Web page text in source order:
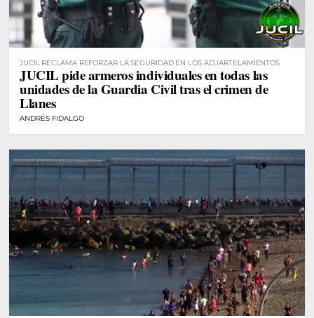
JUCIL RECLAMA REFORZAR LA SEGURIDAD EN LOS ACUARTELAMIENTOS
JUCIL pide armeros individuales en todas las
unidades de la Guardia Civil tras el crimen de
Llanes
ANDRÉS FIDALGO